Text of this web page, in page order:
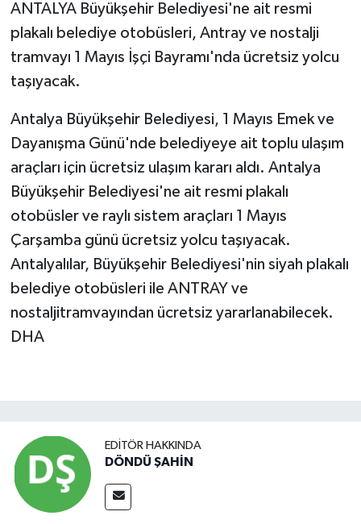
ANTALYA Büyükşehir Belediyesi'ne ait resmi
plakalı belediye otobüsleri, Antray ve nostalji
tramvayı 1 Mayıs İşçi Bayramı'nda ücretsiz yolcu
taşıyacak.
Antalya Büyükşehir Belediyesi, 1 Mayıs Emek ve
Dayanışma Günü'nde belediyeye ait toplu ulaşım
araçları için ücretsiz ulaşım kararı aldı. Antalya
Büyükşehir Belediyesi'ne ait resmi plakalı
otobüsler ve raylı sistem araçları 1 Mayıs
Çarşamba günü ücretsiz yolcu taşıyacak.
Antalyalılar, Büyükşehir Belediyesi'nin siyah plakalı
belediye otobüsleri ile ANTRAY ve
nostaljitramvayından ücretsiz yararlanabilecek.
DHA
EDITÖR HAKKINDA
DÖNDÜ ŞAHİN